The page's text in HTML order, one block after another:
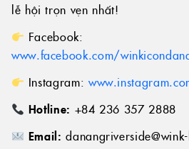
lễ hội trọn vẹn nhất!
Facebook:
www.facebook.com/
Instagram:
Hotline: +84 236 357 2888
Email: